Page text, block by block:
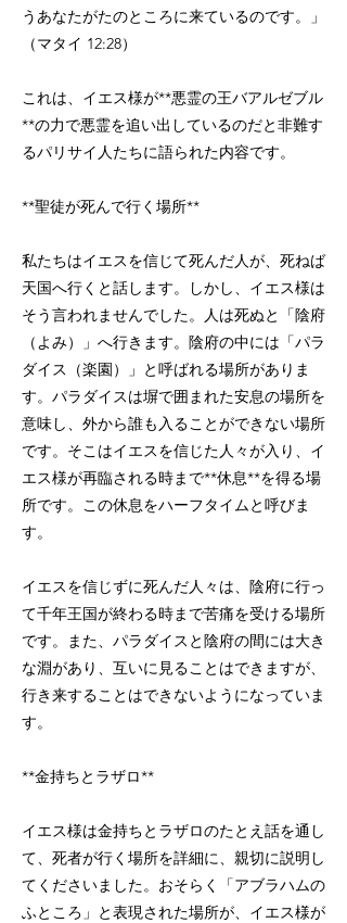
うあなたがたのところに来ているのです。」
（マタイ 12:28）
これは、イエス様が**悪霊の王バアルゼブル
**の力で悪霊を追い出しているのだと非難す
るパリサイ人たちに語られた内容です。
**聖徒が死んで行く場所**
私たちはイエスを信じて死んだ人が、死ねば
天国へ行くと話します。しかし、イエス様は
そう言われませんでした。人は死ぬと「陰府
（よみ）」へ行きます。陰府の中には「パラ
ダイス（楽園）」と呼ばれる場所がありま
す。パラダイスは塀で囲まれた安息の場所を
意味し、外から誰も入ることができない場所
です。そこはイエスを信じた人々が入り、イ
エス様が再臨される時まで**休息**を得る場
所です。この休息をハーフタイムと呼びま
す。
イエスを信じずに死んだ人々は、陰府に行っ
て千年王国が終わる時まで苦痛を受ける場所
です。また、パラダイスと陰府の間には大き
な淵があり、互いに見ることはできますが、
行き来することはできないようになっていま
す。
**金持ちとラザロ**
イエス様は金持ちとラザロのたとえ話を通し
て、死者が行く場所を詳細に、親切に説明し
てくださいました。おそらく「アブラハムの
ふところ」と表現された場所が、イエス様が